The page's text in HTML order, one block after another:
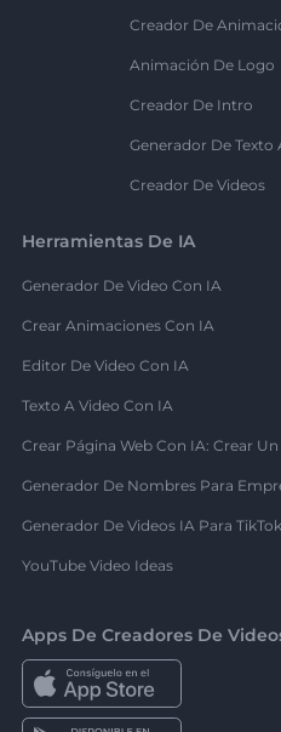
Creador De
Animación De Logo
Creador De Intro
Generador De Texto
Creador De Videos
Herramientas De IA
Generador De Video Con IA
Crear Animaciones Con IA
Editor De Video Con IA
Texto A Video Con IA
Crear Página Web Con IA: Crear
Generador De Nombres Para
Generador De Videos IA Para TikTok
YouTube Video Ideas
Apps De Creadores De